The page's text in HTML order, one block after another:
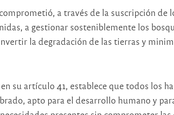
a través de la suscripción
a gestionar sosteniblemente los
la degradación de las tierras y
su artículo 41, establece que todos los
apto para el desarrollo humano y